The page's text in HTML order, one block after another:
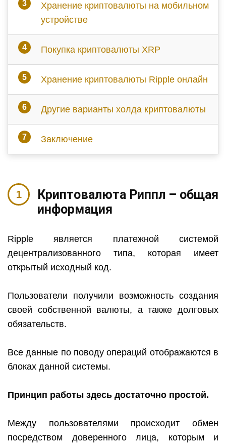
Хранение криптовалюты на мобильном
устройстве
Покупка криптовалюты XRP
Хранение криптовалюты Ripple онлайн
Другие варианты холда криптовалюты
Заключение
Криптовалюта Риппл – общая
информация
Ripple является платежной системой
децентрализованного типа, которая имеет
открытый исходный код.
Пользователи получили возможность создания
своей собственной валюты, а также долговых
обязательств.
Все данные по поводу операций отображаются в
блоках данной системы.
Принцип работы здесь достаточно простой.
Между пользователями происходит обмен
посредством доверенного лица, которым и